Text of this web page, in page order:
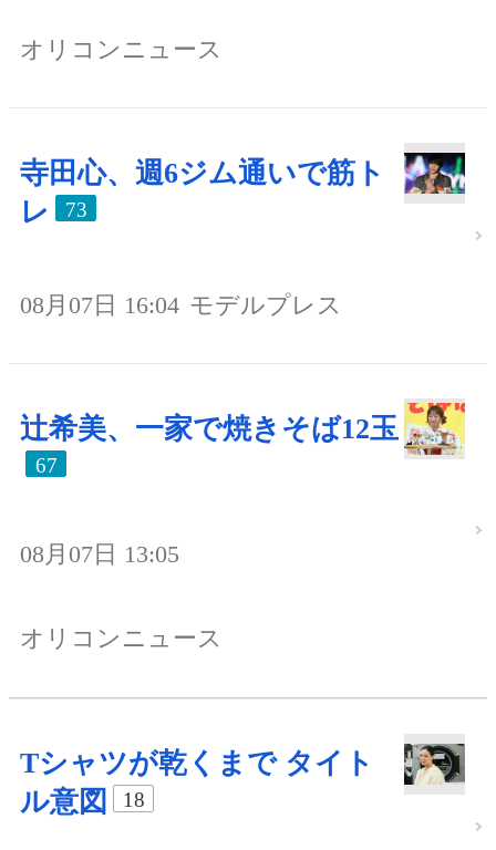
オリコンニュース
寺田心、週6ジム通いで筋ト
レ
73
08月07日 16:04 モデルプレス
辻希美、一家で焼きそば12玉
67
08月07日 13:05
オリコンニュース
Tシャツが乾くまで タイト
ル意図
18